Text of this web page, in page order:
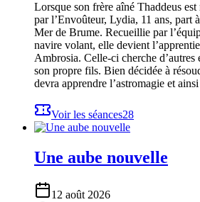
Lorsque son frère aîné Thaddeus
par l’Envoûteur, Lydia, 11 ans, part
Mer de Brume. Recueillie par
navire volant, elle devient
Ambrosia. Celle-ci cherche d’autres
son propre fils. Bien décidée à
devra apprendre l’astromagie et
Voir les séances28
Une aube nouvelle
12 août 2026